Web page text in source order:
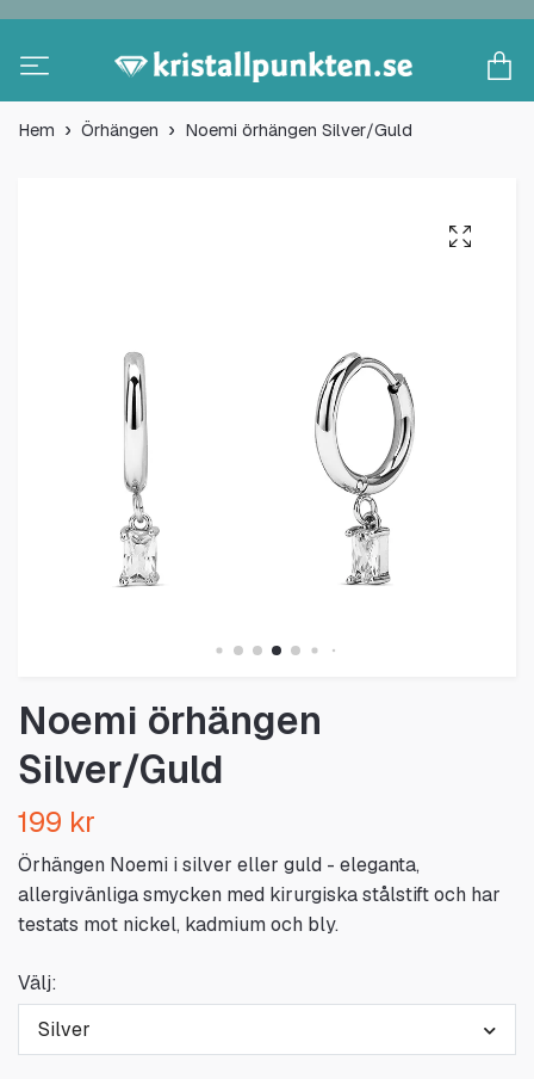
Hem Örhängen Noemi örhängen Silver/Guld
Noemi örhängen
Silver/Guld
199 kr
Örhängen Noemi i silver eller guld - eleganta,
allergivänliga smycken med kirurgiska stålstift och har
testats mot nickel, kadmium och bly.
Välj:
Silver